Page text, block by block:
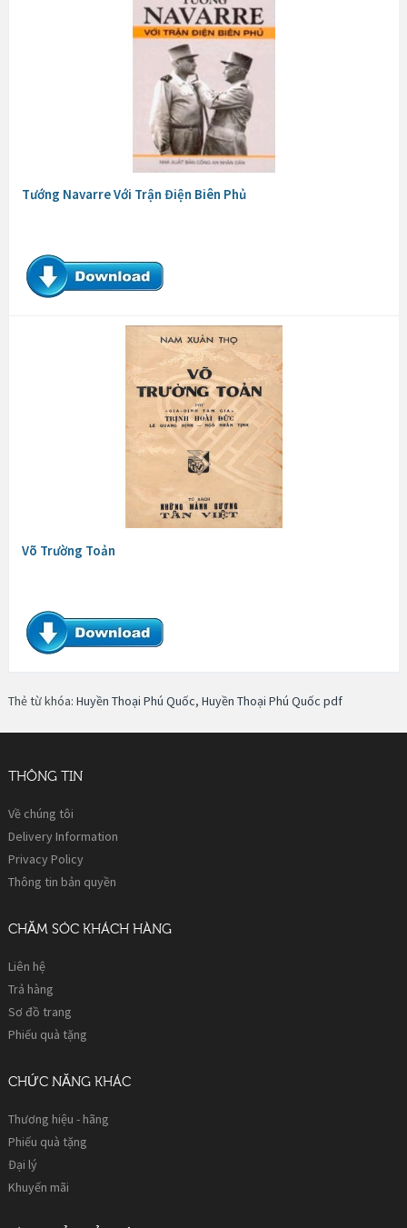
Tướng Navarre Với Trận Điện Biên Phủ
Võ Trường Toản
Thẻ từ khóa: Huyền Thoại Phú Quốc, Huyền Thoại Phú Quốc pdf
THÔNG TIN
Về chúng tôi
Delivery Information
Privacy Policy
Thông tin bản quyền
CHĂM SÓC KHÁCH HÀNG
Liên hệ
Trả hàng
Sơ đồ trang
Phiếu quà tặng
CHỨC NĂNG KHÁC
Thương hiệu - hãng
Phiếu quà tặng
Đại lý
Khuyến mãi